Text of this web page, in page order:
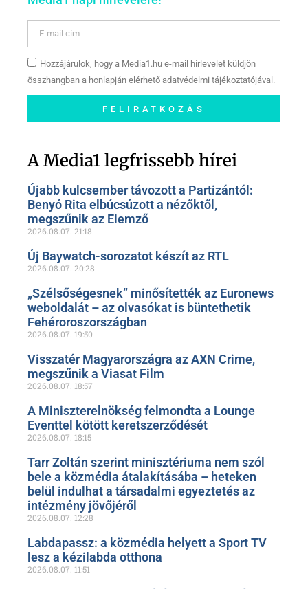
Hozzájárulok, hogy a Media1.hu e-mail hírlevelet küldjön
összhangban a honlapján elérhető adatvédelmi tájékoztatójával.
FELIRATKOZÁS
oldalunkon!
A Media1 legfrissebb hírei
Újabb kulcsember távozott a Partizántól:
Benyó Rita elbúcsúzott a nézőktől,
megszűnik az Elemző
2026.08.07. 21:18
Új Baywatch-sorozatot készít az RTL
2026.08.07. 20:28
„Szélsőségesnek” minősítették az Euronews
weboldalát – az olvasókat is büntethetik
Fehéroroszországban
2026.08.07. 19:50
Visszatér Magyarországra az AXN Crime,
megszűnik a Viasat Film
2026.08.07. 18:57
A Miniszterelnökség felmondta a Lounge
Eventtel kötött keretszerződését
2026.08.07. 18:15
Tarr Zoltán szerint minisztériuma nem szól
bele a közmédia átalakításába – heteken
belül indulhat a társadalmi egyeztetés az
intézmény jövőjéről
2026.08.07. 12:28
Labdapassz: a közmédia helyett a Sport TV
lesz a kézilabda otthona
2026.08.07. 11:51